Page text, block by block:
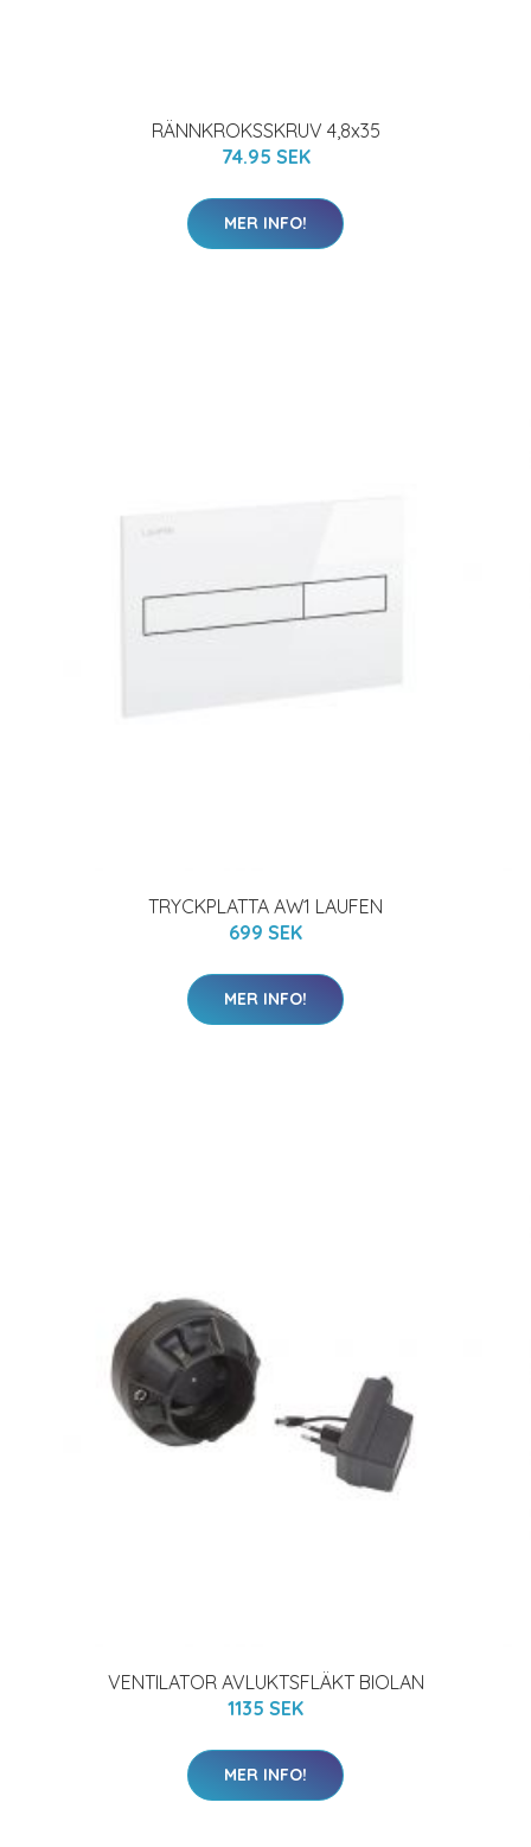
RÄNNKROKSSKRUV 4,8x35
74.95 SEK
MER INFO!
TRYCKPLATTA AW1 LAUFEN
699 SEK
MER INFO!
VENTILATOR AVLUKTSFLÄKT BIOLAN
1135 SEK
MER INFO!